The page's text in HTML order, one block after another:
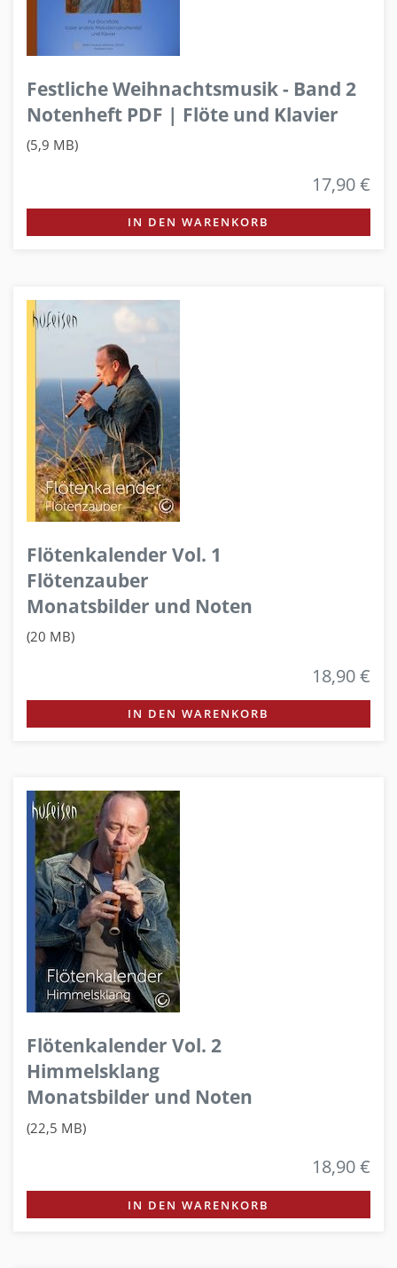
Festliche Weihnachtsmusik - Band 2
Notenheft PDF | Flöte und Klavier
(5,9 MB)
17,90 €
IN DEN WARENKORB
Flötenkalender Vol. 1
Flötenzauber
Monatsbilder und Noten
(20 MB)
18,90 €
IN DEN WARENKORB
Flötenkalender Vol. 2
Himmelsklang
Monatsbilder und Noten
(22,5 MB)
18,90 €
IN DEN WARENKORB